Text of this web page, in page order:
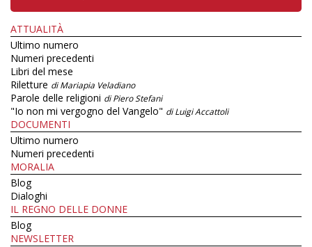
ATTUALITÀ
Ultimo numero
Numeri precedenti
Libri del mese
Riletture di Mariapia Veladiano
Parole delle religioni di Piero Stefani
"Io non mi vergogno del Vangelo" di Luigi Accattoli
DOCUMENTI
Ultimo numero
Numeri precedenti
MORALIA
Blog
Dialoghi
IL REGNO DELLE DONNE
Blog
NEWSLETTER